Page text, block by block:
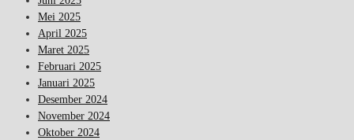
Mei 2025
April 2025
Maret 2025
Februari 2025
Januari 2025
Desember 2024
November 2024
Oktober 2024